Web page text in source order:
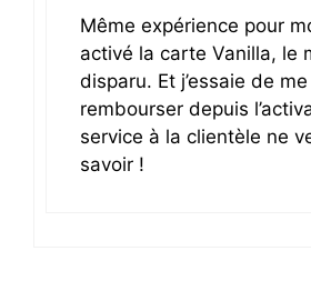
Même expérience pour
activé la carte Vanilla, le
disparu. Et j’essaie de
rembourser depuis
service à la clientèle ne
savoir !